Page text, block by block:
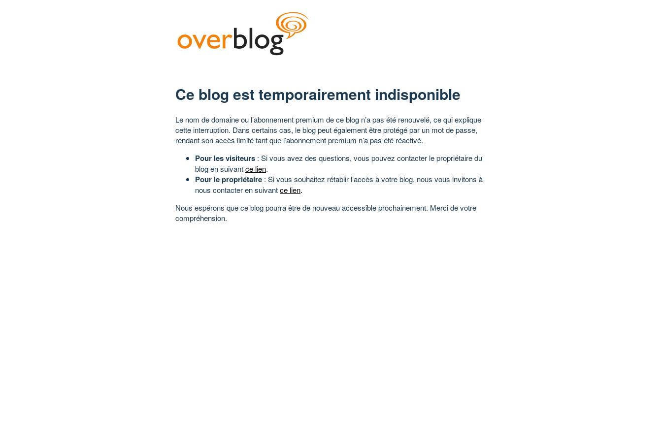
Ce blog est temporairement indisponible
Le nom de domaine ou l’abonnement premium de ce blog n’a pas été renouvelé, ce qui explique
cette interruption. Dans certains cas, le blog peut également être protégé par un mot de passe,
rendant son accès limité tant que l’abonnement premium n’a pas été réactivé.
Pour les visiteurs : Si vous avez des questions, vous pouvez contacter le propriétaire du
blog en suivantce lien.
Pour le propriétaire : Si vous souhaitez rétablir l’accès à votre blog, nous vous invitons à
nous contacter en suivantce lien.
Nous espérons que ce blog pourra être de nouveau accessible prochainement. Merci de votre
compréhension.